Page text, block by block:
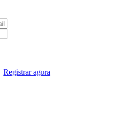
Registrar agora